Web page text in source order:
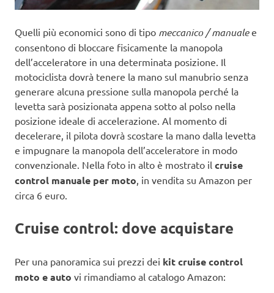
Quelli più economici sono di tipo meccanico / manualee
consentono di bloccare fisicamente la manopola
dell’acceleratore in una determinata posizione. Il
motociclista dovrà tenere la mano sul manubrio senza
generare alcuna pressione sulla manopola perché la
levetta sarà posizionata appena sotto al polso nella
posizione ideale di accelerazione. Al momento di
decelerare, il pilota dovrà scostare la mano dalla levetta
e impugnare la manopola dell’acceleratore in modo
convenzionale. Nella foto in alto è mostrato il cruise
control manuale per moto, in vendita su Amazon per
circa 6 euro.
Cruise control: dove acquistare
Per una panoramica sui prezzi dei kit cruise control
moto e auto vi rimandiamo al catalogo Amazon: